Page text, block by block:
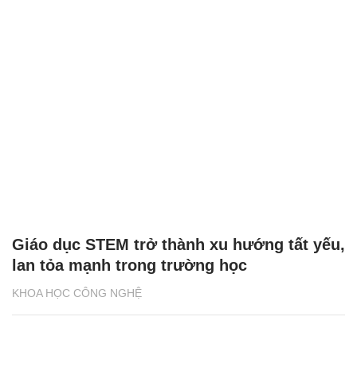
KHOA HỌC CÔNG NGHỆ
Giáo dục STEM trở thành xu hướng tất yếu,
lan tỏa mạnh trong trường học